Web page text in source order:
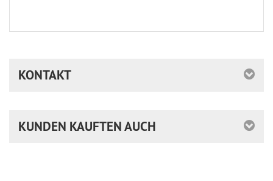
KONTAKT
KUNDEN KAUFTEN AUCH